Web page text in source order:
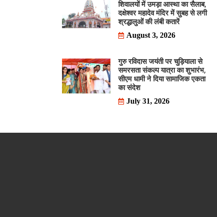
शिवालयों में उमड़ा आस्था का सैलाब,
दक्षेश्वर महादेव मंदिर में सुबह से लगी
श्रद्धालुओं की लंबी कतारें
August 3, 2026
गुरु रविदास जयंती पर चुड़ियाला से
समरसता संकल्प यात्रा का शुभारंभ,
सीएम धामी ने दिया सामाजिक एकता
का संदेश
July 31, 2026